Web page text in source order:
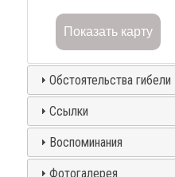
Показать карту
Обстоятельства гибели
Ссылки
Воспоминания
Фотогалерея